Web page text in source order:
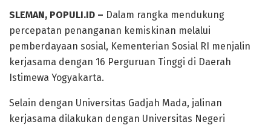
SLEMAN, POPULI.ID – Dalam rangka mendukung
percepatan penanganan kemiskinan melalui
pemberdayaan sosial, Kementerian Sosial RI menjalin
kerjasama dengan 16 Perguruan Tinggi di Daerah
Istimewa Yogyakarta.
Selain dengan Universitas Gadjah Mada, jalinan
kerjasama dilakukan dengan Universitas Negeri